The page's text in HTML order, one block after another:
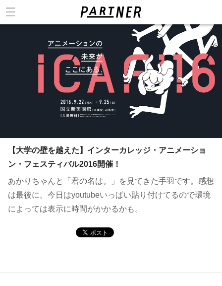
【大学の壁を越えた】インターカレッジ・アニメーショ
ン・フェスティバル2016開催！
あかりちゃんと「君の名は。」を見てきた手羽です。感想
は最後に。今日はyoutubeいっぱい貼り付けてるので環境
によっては表示に時間がかかるかも。